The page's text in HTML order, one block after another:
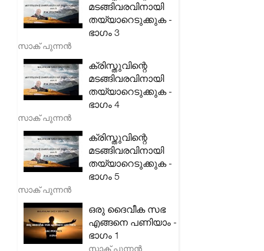
മടങ്ങിവരവിനായി
തയ്യാറെടുക്കുക -
ഭാഗം 3
സാക് പുന്നൻ
ക്രിസ്തുവിന്റെ
മടങ്ങിവരവിനായി
തയ്യാറെടുക്കുക -
ഭാഗം 4
സാക് പുന്നൻ
ക്രിസ്തുവിന്റെ
മടങ്ങിവരവിനായി
തയ്യാറെടുക്കുക -
ഭാഗം 5
സാക് പുന്നൻ
ഒരു ദൈവീക സഭ
എങ്ങനെ പണിയാം -
ഭാഗം 1
സാക് പുന്നൻ